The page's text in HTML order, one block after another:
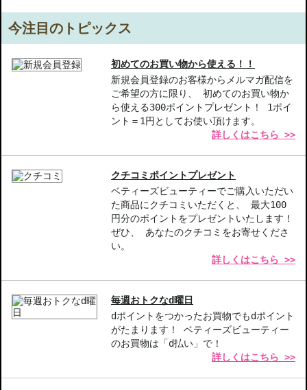
安心して使えるビーガン処方で、ミネラルオイル、パラベン、香
料、シリコーン、合成着色料は一切使用していません。
【ご注意ください】
◇こちらの商品は代引きでの発送ができかねます。代引きでご注文
いただいた場合は、コンビニ後払いに変更をさせて頂きます。コン
ビニ後払いには、決済代行会社による審査がございます。予めご了
◇こちらの商品は、ヤマト運輸、佐川急便もしくは日本郵便で発送
をさせて頂きます。配送便のご指定はできません。
◇お届け日・お時間帯指定は承っておりません。
◇配送伝票の依頼主名、納品書に弊社以外の物流センター社名が記
載されることがあります。
◇上記注意書き記載がある商品の合計金額が16666円以上の場合、
別途手数料が発生する場合があります。予めご了承ください。
◇1件のご注文でも倉庫が異なる場合や配送用箱の関係で荷物を分割
して配送する場合がございます。予めご了承ください。また、明細
◇この商品はラッピングができません。
プレバイオティクスとプロバイオティクス-肌のバランスを整える
金色の蘭エキス-自然なpHを整え、肌の美しさを引き出すサポート
今注目のトピックス
初めてのお買い物から使える！！
新規会員登録のお客様からメルマガ配信を
ご希望の方に限り、 初めてのお買い物か
ら使える300ポイントプレゼント！ 1ポイ
ント＝1円としてお使い頂けます。
詳しくはこちら >>
クチコミポイントプレゼント
ベティーズビューティーでご購入いただい
た商品にクチコミいただくと、 最大100
円分のポイントをプレゼントいたします！
ぜひ、 あなたのクチコミをお寄せくださ
い。
詳しくはこちら >>
毎週おトクなd曜日
dポイントをつかったお買物でもdポイント
がたまります！ ベティーズビューティー
のお買物は「d払い」で！
詳しくはこちら >>